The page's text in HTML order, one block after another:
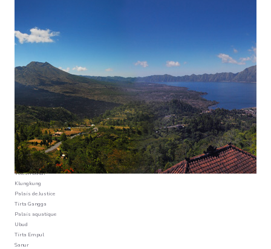
Kintamani
Volcan Batur
Klungkung
Palais de Justice
Tirta Gangga
Palais aquatique
Ubud
Tirta Empul
Sanur